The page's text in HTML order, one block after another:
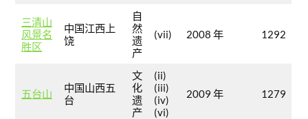
三清山
风景名
胜区
中国江西上
饶
自
然
遗
产
(vii) 2008 年 1292
五台山
中国山西五
台
文
化
遗
产
(ii)
(iii)
(iv)
(vi)
2009 年 1279